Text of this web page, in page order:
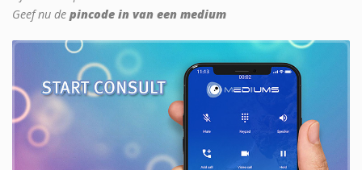
Geef nu de pincode in van een medium